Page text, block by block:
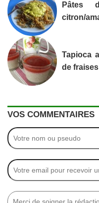
Pâtes
citron/
Tapioca
de fraises
VOS COMMENTAIRES